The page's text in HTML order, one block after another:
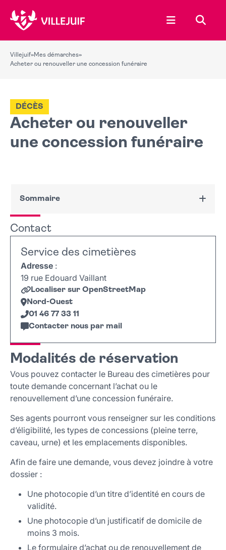
Ouvrir le
Villejuif»Mes démarches»
Acheter ou renouveller une concession funéraire
Acheter ou renouveller
une concession funéraire
DÉCÈS
Sommaire
Modalités de réservation
Contact
Service des cimetières
Adresse :
19 rue Edouard Vaillant
Localiser sur OpenStreetMap
Nord-Ouest
01 46 77 33 11
Contacter nous par mail
+
−
Modalités de réservation
Vous pouvez contacter le Bureau des cimetières pour
toute demande concernant l’achat ou le
renouvellement d’une concession funéraire.
Ses agents pourront vous renseigner sur les conditions
d’éligibilité, les types de concessions (pleine terre,
caveau, urne) et les emplacements disponibles.
Afin de faire une demande, vous devez joindre à votre
dossier :
Une photocopie d’un titre d’identité en cours de
validité.
Une photocopie d’un justificatif de domicile de
moins 3 mois.
Le formulaire d’achat ou de renouvellement de